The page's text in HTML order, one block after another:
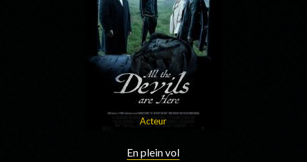
Acteur
En plein vol